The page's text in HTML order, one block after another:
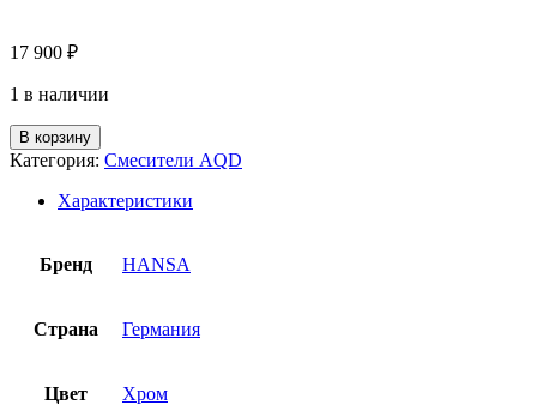
17 900 ₽
1 в наличии
В корзину
Категория: Смесители AQD
Характеристики
Бренд HANSA
Страна Германия
Цвет Хром